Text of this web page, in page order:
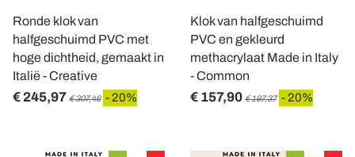
Ronde klok van
halfgeschuimd PVC met
hoge dichtheid, gemaakt in
Italië - Creative
€ 245,97 € 307,46 - 20%
Klok van halfgeschuimd
PVC en gekleurd
methacrylaat Made in Italy
- Common
€ 157,90 € 197,37 - 20%